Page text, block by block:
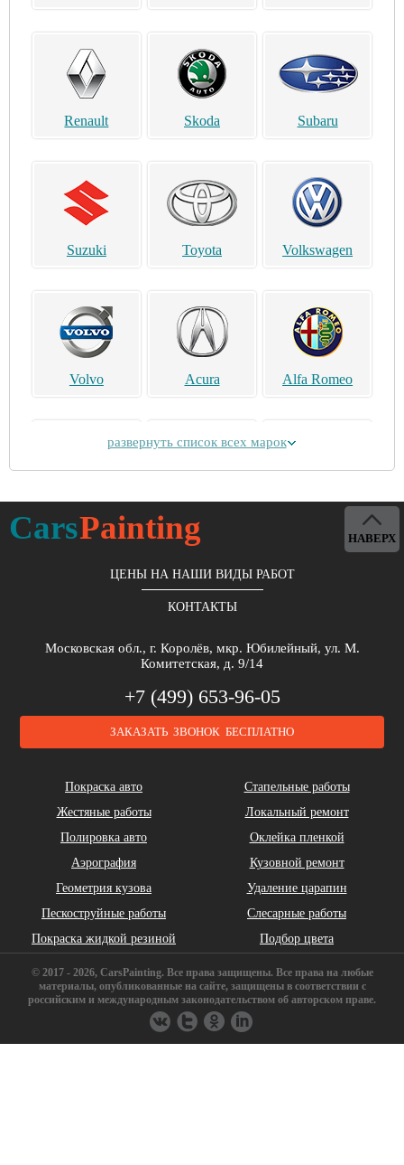
Renault Skoda Subaru
Suzuki Toyota Volkswagen
Volvo Acura Alfa Romeo
Daihatsu Dodge
Ferrari
развернуть список всех марок
CarsPainting
ЦЕНЫ НА НАШИ ВИДЫ РАБОТ
КОНТАКТЫ
Московская обл., г. Королёв, мкр. Юбилейный, ул. М.
Комитетская, д. 9/14
+7 (499) 653-96-05
ЗАКАЗАТЬ ЗВОНОК БЕСПЛАТНО
Покраска авто
Стапельные работы
Жестяные работы
Локальный ремонт
Полировка авто
Оклейка пленкой
Аэрография
Кузовной ремонт
Геометрия кузова
Удаление царапин
Пескоструйные работы
Слесарные работы
Покраска жидкой резиной
Подбор цвета
НАВЕРХ
© 2017 - 2026, CarsPainting. Все права защищены. Все права на любые
материалы, опубликованные на сайте, защищены в соответствии с
российским и международным законодательством об авторском праве.